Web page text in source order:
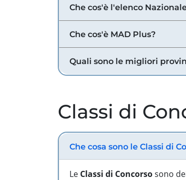
Che cos'è l'elenco
Che cos'è MAD Plus?
Quali sono le migliori
Classi di
Che cosa sono le Classi di
Le Classi di Concorsosono